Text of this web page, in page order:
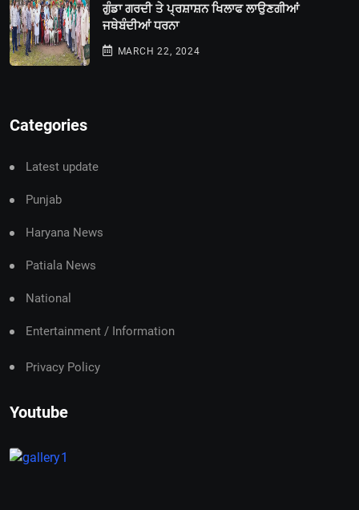
ਗੁੰਡਾ ਗਰਦੀ ਤੇ ਪ੍ਰਸ਼ਾਸ਼ਨ ਖਿਲਾਫ ਲਾਉਣਗੀਆਂ
ਜਥੇਬੰਦੀਆਂ ਧਰਨਾ
MARCH 22, 2024
Categories
Latest update
Punjab
Haryana News
Patiala News
National
Entertainment / Information
Privacy Policy
Youtube